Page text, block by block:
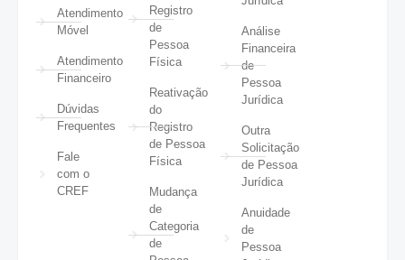
Atendimento
Móvel
Atendimento
Financeiro
Dúvidas
Frequentes
Fale
com o
CREF
Registro
de
Pessoa
Física
Reativação
do
Registro
de Pessoa
Física
Mudança
de
Categoria
de
Análise
Financeira
de
Pessoa
Jurídica
Outra
Solicitação
de Pessoa
Jurídica
Anuidade
de
Pessoa